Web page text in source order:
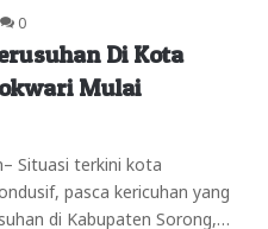
0
Di Kota
Mulai
Situasi terkini kota
pasca kericuhan yang
di Kabupaten Sorong,…